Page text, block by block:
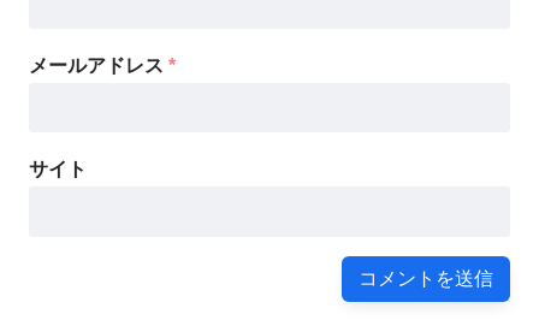
メールアドレス *
サイト